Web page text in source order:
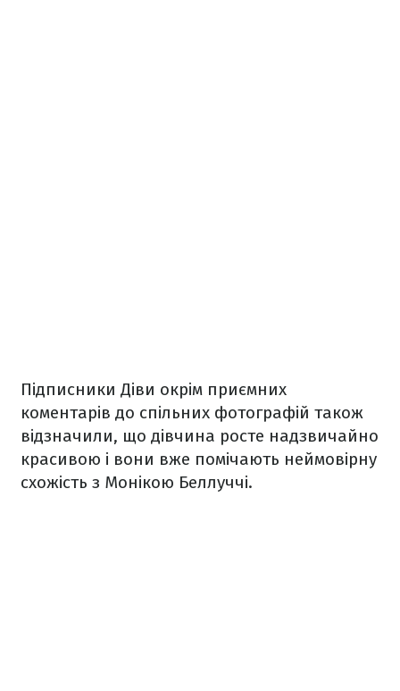
Підписники Діви окрім приємних
коментарів до спільних фотографій також
відзначили, що дівчина росте надзвичайно
красивою і вони вже помічають неймовірну
схожість з Монікою Беллуччі.